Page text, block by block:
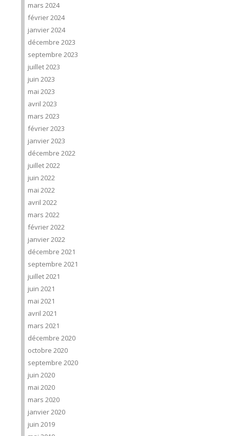
mars 2024
février 2024
janvier 2024
décembre 2023
septembre 2023
juillet 2023
juin 2023
mai 2023
avril 2023
mars 2023
février 2023
janvier 2023
décembre 2022
juillet 2022
juin 2022
mai 2022
avril 2022
mars 2022
février 2022
janvier 2022
décembre 2021
septembre 2021
juillet 2021
juin 2021
mai 2021
avril 2021
mars 2021
décembre 2020
octobre 2020
septembre 2020
juin 2020
mai 2020
mars 2020
janvier 2020
juin 2019